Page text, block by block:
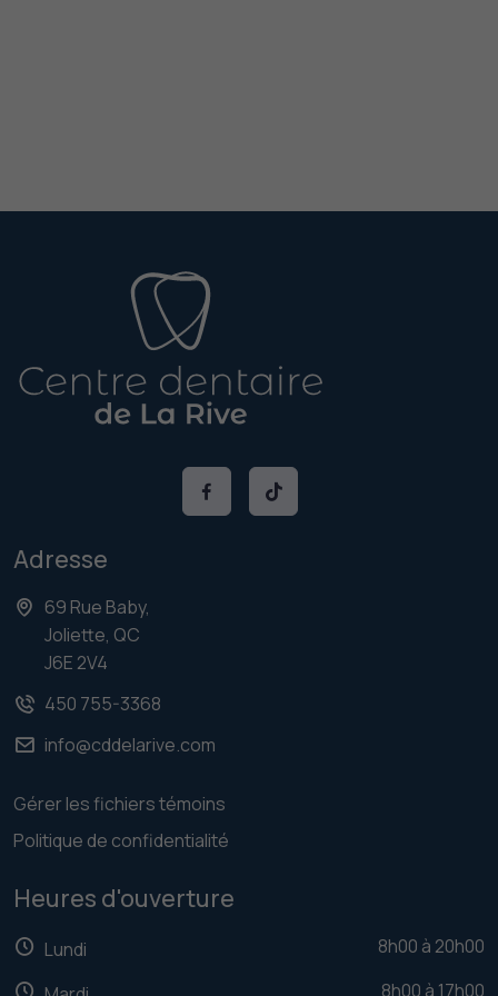
Adresse
69 Rue Baby,
Joliette, QC
J6E 2V4
450 755-3368
info@cddelarive.com
Gérer les fichiers témoins
Politique de confidentialité
Heures d'ouverture
Lundi
8h00 à 20h00
8h00 à 17h00